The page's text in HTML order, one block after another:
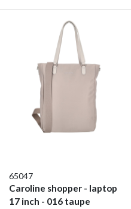
65047
Caroline shopper - laptop
17 inch - 016 taupe